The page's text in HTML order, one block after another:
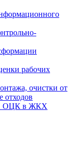
рабочих
очистки от
отходов
ОЦК в ЖКХ